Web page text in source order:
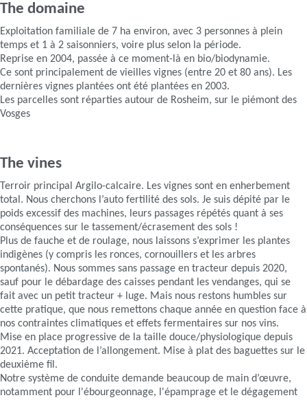
The domaine
Exploitation familiale de 7 ha environ, avec 3 personnes à plein
temps et 1 à 2 saisonniers, voire plus selon la période.
Reprise en 2004, passée à ce moment-là en bio/biodynamie.
Ce sont principalement de vieilles vignes (entre 20 et 80 ans). Les
dernières vignes plantées ont été plantées en 2003.
Les parcelles sont réparties autour de Rosheim, sur le piémont des
Vosges
The vines
Terroir principal Argilo-calcaire. Les vignes sont en enherbement
total. Nous cherchons l’auto fertilité des sols. Je suis dépité par le
poids excessif des machines, leurs passages répétés quant à ses
conséquences sur le tassement/écrasement des sols !
Plus de fauche et de roulage, nous laissons s’exprimer les plantes
indigènes (y compris les ronces, cornouillers et les arbres
spontanés). Nous sommes sans passage en tracteur depuis 2020,
sauf pour le débardage des caisses pendant les vendanges, qui se
fait avec un petit tracteur + luge. Mais nous restons humbles sur
cette pratique, que nous remettons chaque année en question face à
nos contraintes climatiques et effets fermentaires sur nos vins.
Mise en place progressive de la taille douce/physiologique depuis
2021. Acceptation de l’allongement. Mise à plat des baguettes sur le
deuxième fil.
Notre système de conduite demande beaucoup de main d’œuvre,
notamment pour l'ébourgeonnage, l'épamprage et le dégagement